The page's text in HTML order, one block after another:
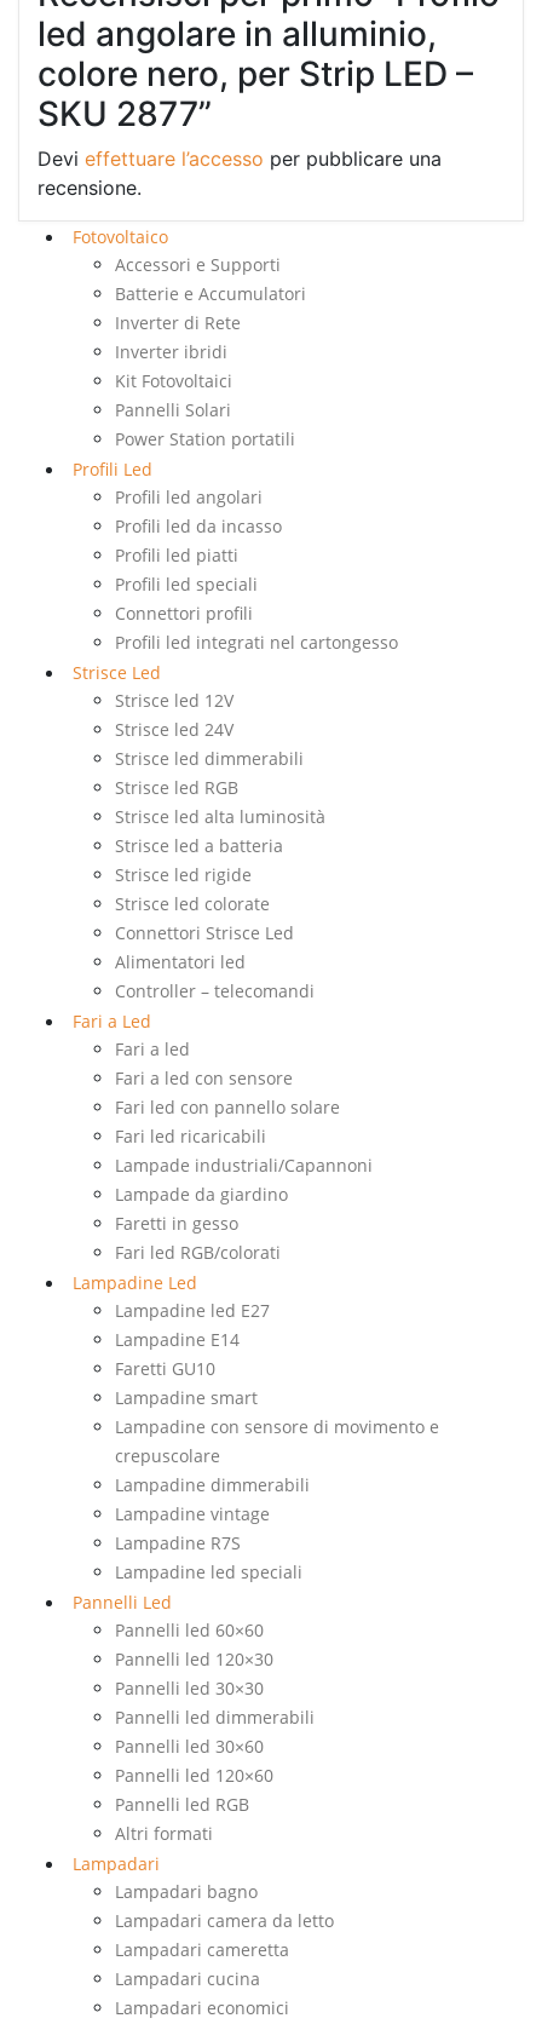
led angolare in alluminio,
colore nero, per Strip LED –
SKU 2877”
Devi effettuare l’accesso per pubblicare una
recensione.
Fotovoltaico
Accessori e Supporti
Batterie e Accumulatori
Inverter di Rete
Inverter ibridi
Kit Fotovoltaici
Pannelli Solari
Power Station portatili
Profili Led
Profili led angolari
Profili led da incasso
Profili led piatti
Profili led speciali
Connettori profili
Profili led integrati nel cartongesso
Strisce Led
Strisce led 12V
Strisce led 24V
Strisce led dimmerabili
Strisce led RGB
Strisce led alta luminosità
Strisce led a batteria
Strisce led rigide
Strisce led colorate
Connettori Strisce Led
Alimentatori led
Controller – telecomandi
Fari a Led
Fari a led
Fari a led con sensore
Fari led con pannello solare
Fari led ricaricabili
Lampade industriali/Capannoni
Lampade da giardino
Faretti in gesso
Fari led RGB/colorati
Lampadine Led
Lampadine led E27
Lampadine E14
Faretti GU10
Lampadine smart
Lampadine con sensore di movimento e
crepuscolare
Lampadine dimmerabili
Lampadine vintage
Lampadine R7S
Lampadine led speciali
Pannelli Led
Pannelli led 60×60
Pannelli led 120×30
Pannelli led 30×30
Pannelli led dimmerabili
Pannelli led 30×60
Pannelli led 120×60
Pannelli led RGB
Altri formati
Lampadari
Lampadari bagno
Lampadari camera da letto
Lampadari cameretta
Lampadari cucina
Lampadari economici